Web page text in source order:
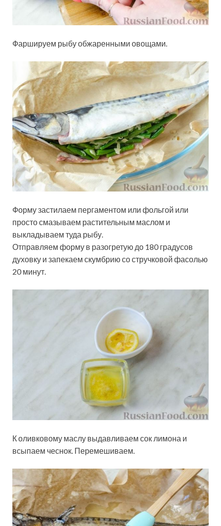
Фаршируем рыбу обжаренными овощами.
Форму застилаем пергаментом или фольгой или
просто смазываем растительным маслом и
выкладываем туда рыбу.
Отправляем форму в разогретую до 180 градусов
духовку и запекаем скумбрию со стручковой фасолью
20 минут.
К оливковому маслу выдавливаем сок лимона и
всыпаем чеснок. Перемешиваем.